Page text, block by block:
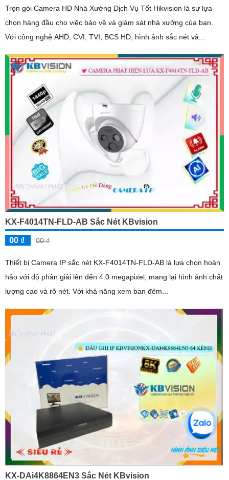
Trọn gói Camera HD Nhà Xưởng Dịch Vụ Tốt Hikvision là sự lựa
chọn hàng đầu cho việc bảo vệ và giám sát nhà xưởng của bạn.
Với công nghệ AHD, CVI, TVI, BCS HD, hình ảnh sắc nét và...
KX-F4014TN-FLD-AB Sắc Nét KBvision
00 ₫ 00 ₫
Thiết bị Camera IP sắc nét KX-F4014TN-FLD-AB là lựa chọn hoàn
hảo với độ phân giải lên đến 4.0 megapixel, mang lại hình ảnh chất
lượng cao và rõ nét. Với khả năng xem ban đêm...
KX-DAi4K8864EN3 Sắc Nét KBvision